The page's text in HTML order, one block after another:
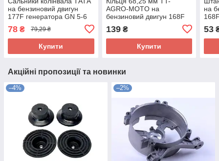
на бензиновий двигун
177F генератора GN 5-6
78 ₴ 79,29 ₴
Купити
AGRO-MOTO на
бензиновий двигун 168F
генератора GN 2-3,5 KW,
к-т на 1 поршень
139₴
Купити
на
53
Акційні пропозиції та новинки
–4% –2%